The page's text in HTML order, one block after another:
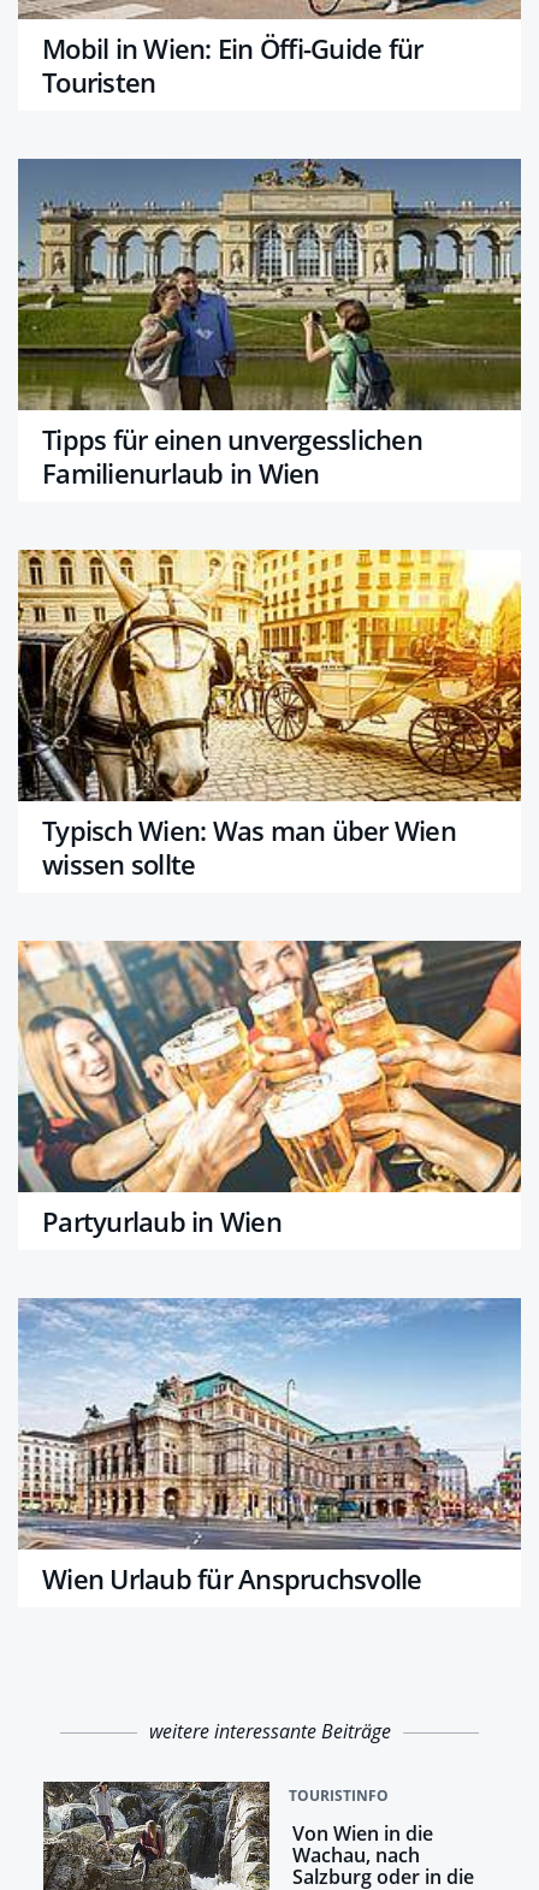
Mobil in Wien: Ein Öffi-Guide für
Touristen
Tipps für einen unvergesslichen
Familienurlaub in Wien
Typisch Wien: Was man über Wien
wissen sollte
Partyurlaub in Wien
Wien Urlaub für Anspruchsvolle
weitere interessante Beiträge
TOURISTINFO
Von Wien in die
Wachau, nach
Salzburg oder in die